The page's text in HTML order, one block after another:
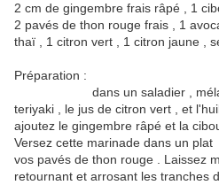
2 cm de gingembre frais râpé , 1
2 pavés de thon rouge frais , 1
thaï , 1 citron vert , 1 citron jaune ,
Préparation :
dans un saladier ,
teriyaki , le jus de citron vert , et
ajoutez le gingembre râpé et la
Versez cette marinade dans un
vos pavés de thon rouge . Laissez
retournant et arrosant les tranches